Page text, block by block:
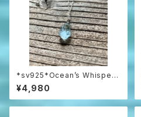
*sv925*Ocean’s Whisper
– Raw Aquamarine Pendan
t アクアマリンラフロックのネッ
クレス
¥4,980